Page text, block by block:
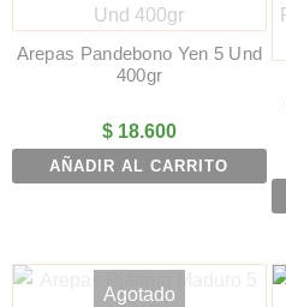
Arepas Pandebono Yen 5 Und
400gr
$18.600
AÑADIR AL CARRITO
Agotado